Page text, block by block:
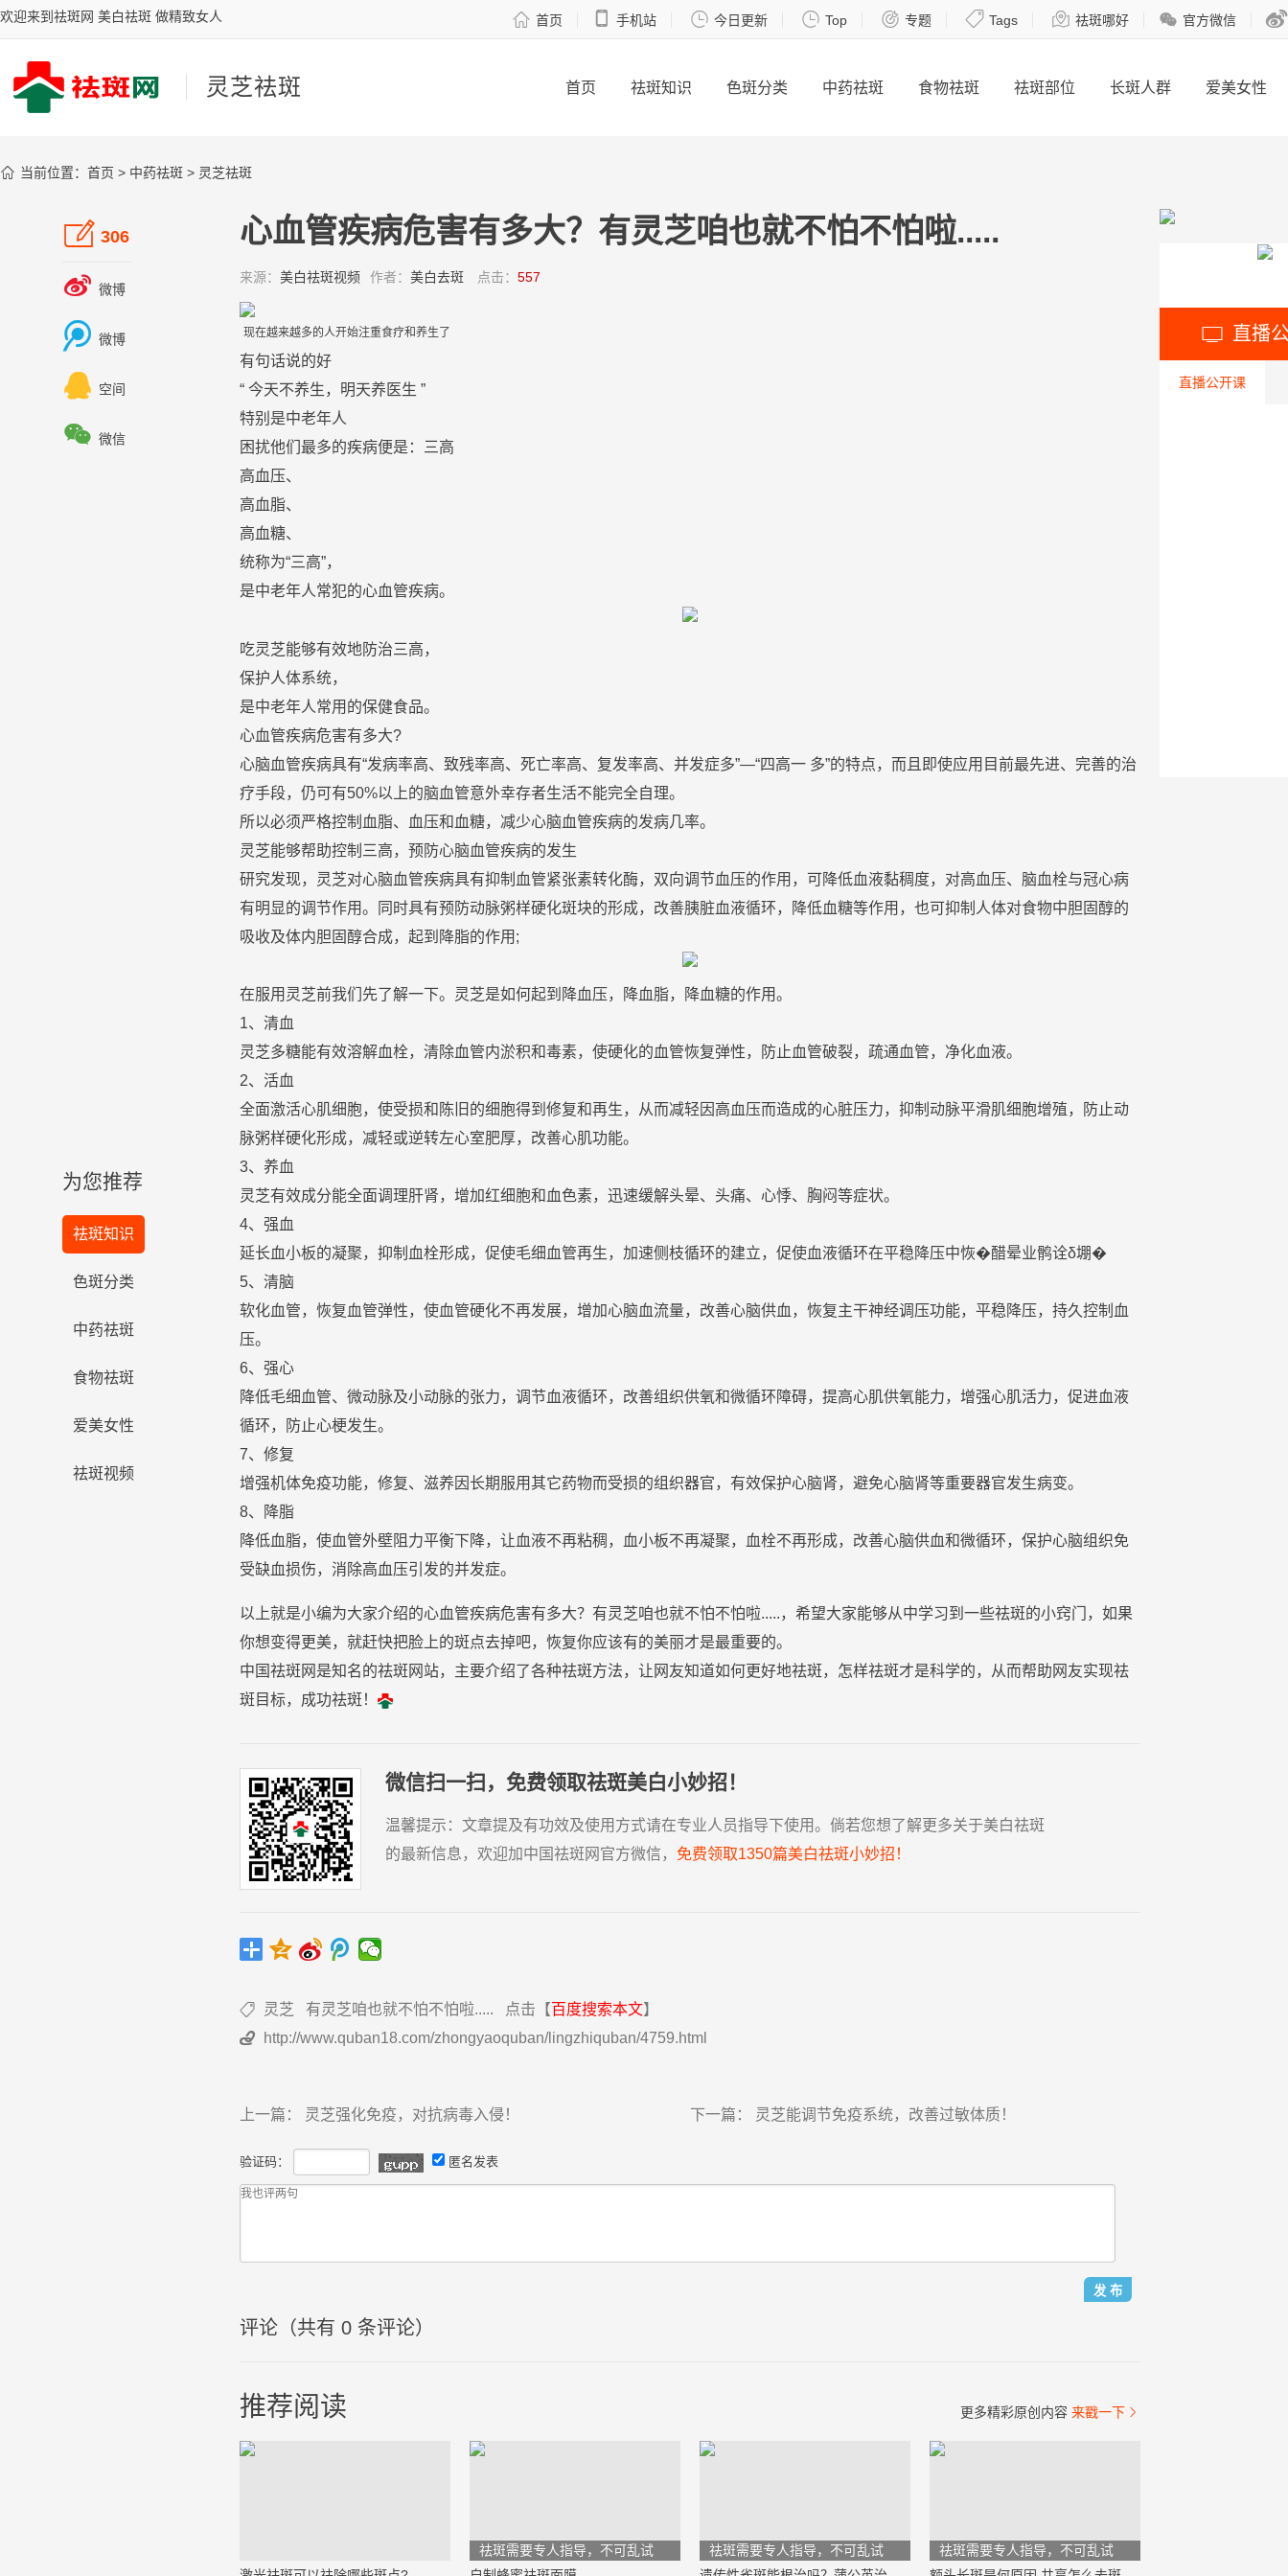
欢迎来到祛斑网 美白祛斑 做精致女人  首页  手机站  今日更新  Top  专题  Tags  祛斑哪好  官方微信 
灵芝祛斑 首页 祛斑知识 色斑分类 中药祛斑 食物祛斑 祛斑部位 长斑人群 爱美女性
 当前位置： 首页 > 中药祛斑 > 灵芝祛斑
 306
 微博
 微博
 空间
 微信
为您推荐
祛斑知识
色斑分类
中药祛斑
食物祛斑
爱美女性
祛斑视频
心血管疾病危害有多大？有灵芝咱也就不怕不怕啦.....
来源： 美白祛斑视频 作者： 美白去斑 点击： 557
现在越来越多的人开始注重食疗和养生了
有句话说的好
“ 今天不养生，明天养 医生 ”
特别是中老年人
困扰他们最多的疾病便是：三高
高血压、
高血脂、
高血糖、
统称为“三高”，
是中老年人常犯的心血管疾病。
吃灵芝能够有效地防治三高，
保护人体系统，
是中老年人常用的保健食品。
心血管疾病危害有多大?
心脑血管疾病具有“发病率高、致残率高、死亡率高、 复发率高、并发症多”—“四高一 多”的特点，而且即使应用目前最先进、完善的治
疗手段，仍可有50%以上的脑血管意外幸存者生活不能完全自理。
所以必须严格控制血脂、血压和血糖，减少心脑血管疾病的发病几率。
灵芝能够帮助控制三高， 预防心脑血管疾病的发生
研究发现，
灵芝对心脑血管疾病具有抑制血管紧张素转化酶，双向调节血压的作用，可降低血液黏稠度，对高血压、脑血栓与冠心病
有明显的调节作用。同时具有预防动脉粥样硬化斑块的形成，改善胰脏血液循环，降低血糖等作用，也可抑制人体对食物中胆固醇的
吸收及体内胆固醇合成，起到降脂的作用;
在服用 灵芝前我们先了解一下。 灵芝是如何起到降血压，降血脂，降血糖的作用。
1、清血
灵芝多糖能有效溶解血栓，清除血管内淤积和毒素，使硬化的血管恢复弹性，防止血管破裂，疏通血管，净化血液。
2、活血
全面激活心肌细胞，使受损和陈旧的细胞得到修复和再生，从而减轻因高血压而造成的心脏压力，抑制动脉平滑肌细胞增殖，防止动
脉粥样硬化形成，减轻或逆转左心室肥厚，改善心肌功能。
3、养血
灵芝有效成分能全面调理肝肾，增加红细胞和血色素，迅速缓解头晕、头痛、心悸、胸闷等症状。
4、强血
延长血小板的凝聚，抑制血栓形成，促使毛细血管再生，加速侧枝循环的建立，促使血液循环在平稳降压中恢�醋晕业鹘诠δ堋�
5、清脑
软化血管，恢复血管弹性，使血管硬化不再发展，增加心脑血流量，改善心脑供血，恢复主干神经调压功能，平稳降压，持久控制血
压。
6、强心
降低毛细血管、微动脉及小动脉的张力，调节血液循环，改善组织供氧和微循环障碍，提高心肌供氧能力，增强心肌活力，促进血液
循环，防止心梗发生。
7、修复
增强机体免疫功能，修复、滋养因长期服用其它药物而受损的组织器官， 有效保护心脑肾，避免心脑肾等重要器官发生病变。
8、降脂
降低血脂，使血管外壁阻力平衡下降，让血液不再粘稠，血小板不再凝聚，血栓不再形成，改善心脑供血和微循环，保护心脑组织免
受缺血损伤， 消除高血压引发的并发症。
以上就是小编为大家介绍的心血管疾病危害有多大？有灵芝咱也就不怕不怕啦.....，希望大家能够从中学习到一些祛斑的小窍门，如果
你想变得更美，就赶快把脸上的斑点去掉吧，恢复你应该有的美丽才是最重要的。
中国祛斑网是知名的祛斑网站，主要介绍了各种祛斑方法，让网友知道如何更好地祛斑，怎样祛斑才是科学的，从而帮助网友实现祛
斑目标，成功祛斑！
微信扫一扫，免费领取祛斑美白小妙招！
温馨提示： 文章提及有功效及使用方式请在专业人员指导下使用。倘若您想了解更多关于美白祛斑
的最新信息，欢迎加中国祛斑网官方微信， 免费领取1350篇美白祛斑小妙招！
 灵芝 有灵芝咱也就不怕不怕啦..... 点击【百度搜索本文】
 http://www.quban18.com/zhongyaoquban/lingzhiquban/4759.html
上一篇： 灵芝强化免疫，对抗病毒入侵！ 下一篇： 灵芝能调节免疫系统，改善过敏体质！
验证码： 匿名发表
评论（共有 0 条评论）
更多精彩原创内容 来戳一下 
推荐阅读
祛斑需要专人指导，不可乱试
祛斑需要专人指导，不可乱试
祛斑需要专人指导，不可乱试
 直播
直播公开课